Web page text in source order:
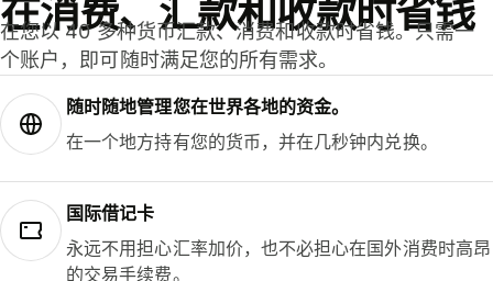
在消费、汇款和收款时省钱
在您以 40 多种货币汇款、消费和收款时省钱。只需一
个账户，即可随时满足您的所有需求。
随时随地管理您在世界各地的资金。
在一个地方持有您的货币，并在几秒钟内兑换。
国际借记卡
永远不用担心汇率加价，也不必担心在国外消费时高昂
的交易手续费。